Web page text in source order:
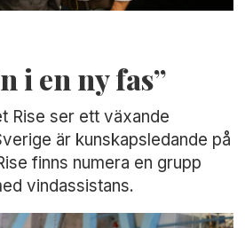
i en ny fas”
Rise ser ett växande
är kunskapsledande på
finns numera en grupp
vindassistans.